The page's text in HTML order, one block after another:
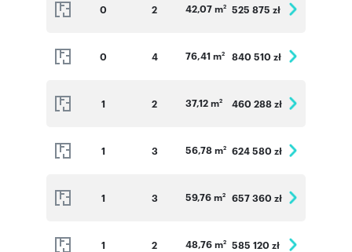
0 2 42,07 m2 525 875 zł
0 4 76,41 m2 840 510 zł
1 2 37,12 m2 460 288 zł
1 3 56,78 m2 624 580 zł
1 3 59,76 m2 657 360 zł
1 2 48,76 m2 585 120 zł